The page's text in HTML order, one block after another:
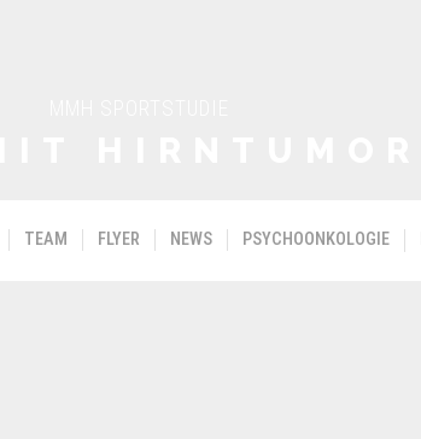
TEAM FLYER NEWS PSYCHOONKOLOGIE